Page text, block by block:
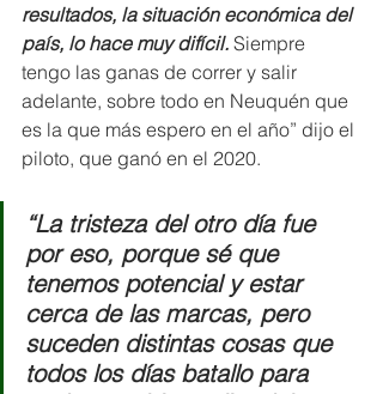
resultados, la situación económica del
país, lo hace muy difícil. Siempre
tengo las ganas de correr y salir
adelante, sobre todo en Neuquén que
es la que más espero en el año” dijo el
piloto, que ganó en el 2020.
“La tristeza del otro día fue
por eso, porque sé que
tenemos potencial y estar
cerca de las marcas, pero
suceden distintas cosas que
todos los días batallo para